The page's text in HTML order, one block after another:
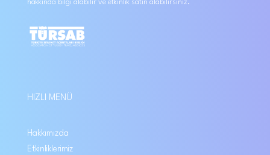
hakkında bilgi alabilir ve etkinlik satın alabilirsiniz.
HIZLI MENÜ
Hakkımızda
Etkinliklerimiz